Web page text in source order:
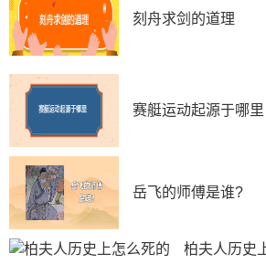
刻舟求剑的道理
赛艇运动起源于哪里
岳飞的师傅是谁?
柏夫人历史